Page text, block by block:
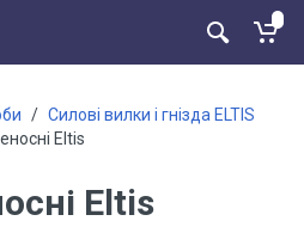
/ Силові вилки і гнізда ELTIS
Eltis
Eltis